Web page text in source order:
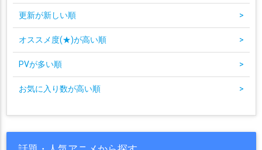
更新が新しい順 >
オススメ度(★)が高い順 >
PVが多い順 >
お気に入り数が高い順 >